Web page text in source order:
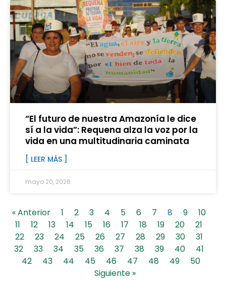
“El futuro de nuestra Amazonía le dice
sí a la vida”: Requena alza la voz por la
vida en una multitudinaria caminata
[ LEER MÁS ]
mayo 20, 2026
« Anterior 1 2 3 4 5 6 7 8 9
10
11
12 13 14 15 16 17 18 19 20
21
22
23 24 25 26 27 28 29 30
31
32
33 34 35 36 37 38 39 40
41
42
43 44 45 46 47 48 49
50
Siguiente »